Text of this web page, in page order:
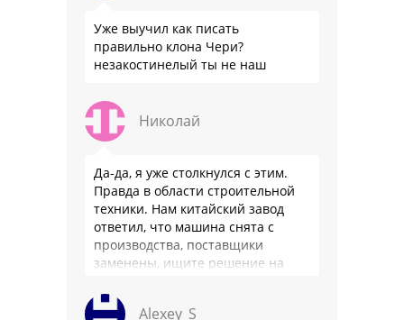
Уже выучил как писать
правильно клона Чери?
незакостинелый ты не наш
Николай
Да-да, я уже столкнулся с этим.
Правда в области строительной
техники. Нам китайский завод
ответил, что машина снята с
производства, поставщики
заменены, ищите решение на
официальном бланке …
Alexey_S